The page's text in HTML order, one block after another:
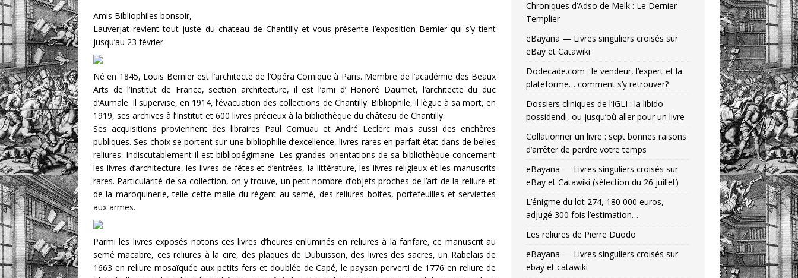
Amis Bibliophiles bonsoir,
Lauverjat revient tout juste du chateau de Chantilly et vous présente l’exposition Bernier qui s’y tient
jusqu’au 23 février.
Né en 1845, Louis Bernier est l’architecte de l’Opéra Comique à Paris. Membre de l’académie des Beaux
Arts de l’Institut de France, section architecture, il est l’ami d’ Honoré Daumet, l’architecte du duc
d’Aumale. Il supervise, en 1914, l’évacuation des collections de Chantilly. Bibliophile, il lègue à sa mort, en
1919, ses archives à l’Institut et 600 livres précieux à la bibliothèque du château de Chantilly.
Ses acquisitions proviennent des libraires Paul Cornuau et André Leclerc mais aussi des enchères
publiques. Ses choix se portent sur une bibliophilie d’excellence, livres rares en parfait état dans de belles
reliures. Indiscutablement il est bibliopégimane. Les grandes orientations de sa bibliothèque concernent
les livres d’architecture, les livres de fêtes et d’entrées, la littérature, les livres religieux et les manuscrits
rares. Particularité de sa collection, on y trouve, un petit nombre d’objets proches de l’art de la reliure et
de la maroquinerie, telle cette malle du régent au semé, des reliures boites, portefeuilles et serviettes
aux armes.
Parmi les livres exposés notons ces livres d’heures enluminés en reliures à la fanfare, ce manuscrit au
semé macabre, ces reliures à la cire, des plaques de Dubuisson, des livres des sacres, un Rabelais de
1663 en reliure mosaïquée aux petits fers et doublée de Capé, le paysan perverti de 1776 en reliure de
Chroniques d’Adso de Melk : Le Dernier
Templier
eBayana — Livres singuliers croisés sur
eBay et Catawiki
Dodecade.com : le vendeur, l’expert et la
plateforme… comment s’y retrouver?
Dossiers cliniques de l’IGLI : la libido
possidendi, ou jusqu’où aller pour un livre
Collationner un livre : sept bonnes raisons
d’arrêter de perdre votre temps
eBayana — Livres singuliers croisés sur
eBay et Catawiki (sélection du 26 juillet)
L’énigme du lot 274, 180 000 euros,
adjugé 300 fois l’estimation…
Les reliures de Pierre Duodo
eBayana — Livres singuliers croisés sur
ebay et catawiki